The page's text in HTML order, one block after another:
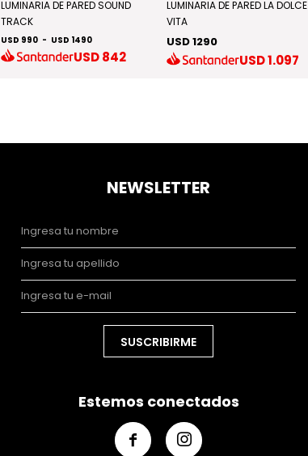
LUMINARIA DE PARED SOUND
TRACK
USD 990 - USD 1490
USD842
LUMINARIA DE PARED LA DOLCE
VITA
USD 1290
USD1.097
NEWSLETTER
SUSCRIBIRME
Estemos conectados
 